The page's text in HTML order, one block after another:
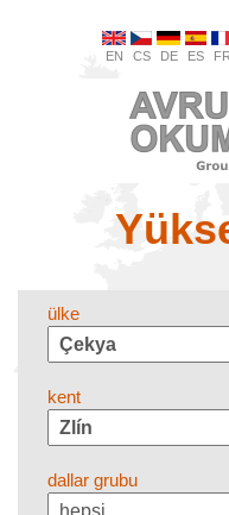
EN CS DE ES FR
ülke
kent
dallar grubu